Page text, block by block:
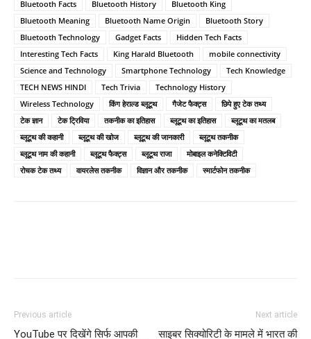
Bluetooth Facts Bluetooth History
Bluetooth King
Bluetooth Meaning
Bluetooth Name Origin
Bluetooth Story
Bluetooth Technology
Gadget Facts
Hidden Tech Facts
Interesting Tech Facts
King Harald Bluetooth
mobile connectivity
Science and Technology
Smartphone Technology
Tech Knowledge
TECH NEWS HINDI
Tech Trivia
Technology History
Wireless Technology
किंग हेराल्ड ब्लूटूथ गैजेट फैक्ट्स
छिपे हुए टेक तथ्य
टेक ज्ञान
टेक ट्रिविया तकनीक का इतिहास ब्लूटूथ का इतिहास
ब्लूटूथ का मतलब
ब्लूटूथ की कहानी
ब्लूटूथ की खोज ब्लूटूथ की जानकारी
ब्लूटूथ तकनीक
ब्लूटूथ नाम की कहानी
ब्लूटूथ फैक्ट्स ब्लूटूथ राजा
मोबाइल कनेक्टिविटी
रोचक टेक तथ्य
वायरलेस तकनीक विज्ञान और तकनीक स्मार्टफोन तकनीक
Previous article
YouTube पर दिखेंगे सिर्फ आपकी
Next article
साइबर सिक्योरिटी के मामले में भारत की